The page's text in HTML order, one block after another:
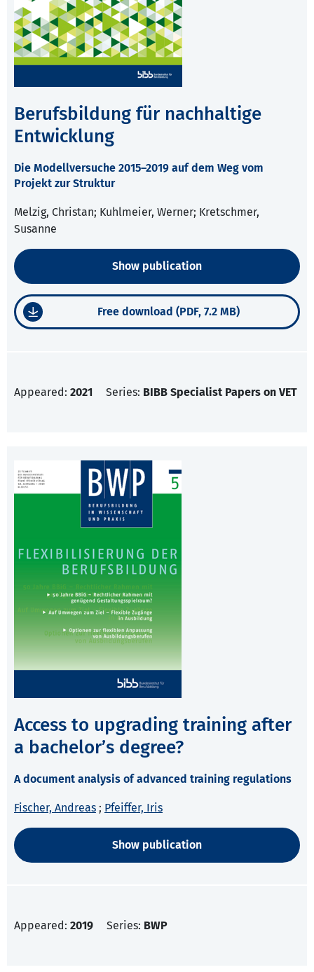
Berufsbildung für nachhaltige
Entwicklung
Die Modellversuche 2015–2019 auf dem Weg vom
Projekt zur Struktur
Melzig, Christan; Kuhlmeier, Werner; Kretschmer,
Susanne
Show publication
Free download (PDF, 7.2 MB)
Appeared: 2021 Series: BIBB Specialist Papers on VET
Access to upgrading training after
a bachelor’s degree?
A document analysis of advanced training regulations
Fischer, Andreas ; Pfeiffer, Iris
Show publication
Appeared: 2019 Series: BWP